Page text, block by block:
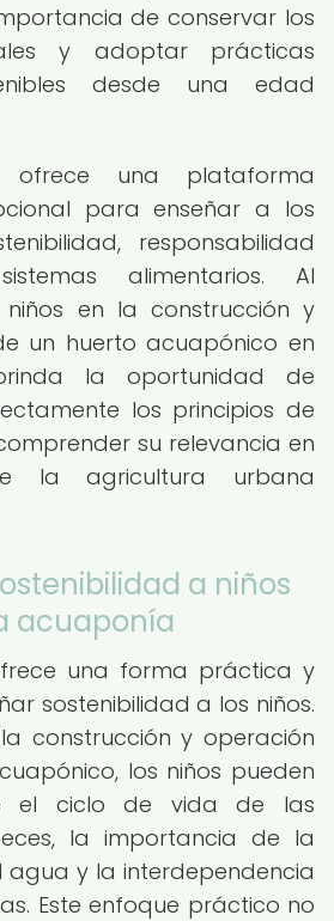
de conservar los
y adoptar prácticas
desde una edad
ofrece una plataforma
para enseñar a los
responsabilidad
alimentarios. Al
en la construcción y
un huerto acuapónico en
la oportunidad de
los principios de
su relevancia en
la agricultura urbana
a niños
acuaponía
una forma práctica y
sostenibilidad a los niños.
construcción y operación
los niños pueden
el ciclo de vida de las
la importancia de la
agua y la interdependencia
Este enfoque práctico no